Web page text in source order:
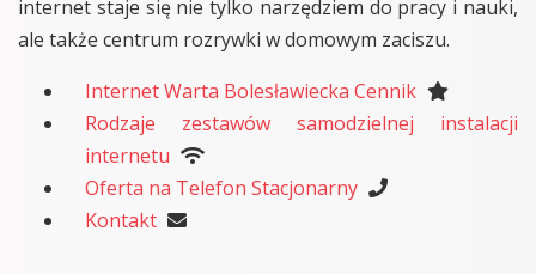
internet staje się nie tylko narzędziem do pracy i nauki,
ale także centrum rozrywki w domowym zaciszu.
Internet Warta Bolesławiecka Cennik
Rodzaje zestawów samodzielnej instalacji
internetu
Oferta na Telefon Stacjonarny
Kontakt